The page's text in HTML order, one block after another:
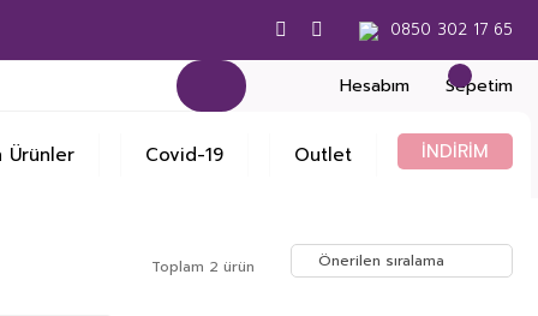
0850 302 17 65
Hesabım Sepetim
Ürünler Covid-19 Outlet İNDİRİM
Toplam 2 ürün